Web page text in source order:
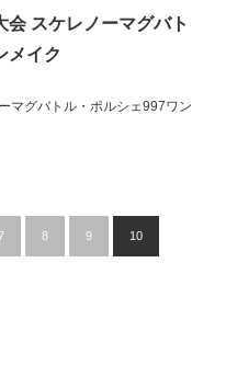
スケレノーマグバト
メイク
マグバトル・ポルシェ997ワン
8 9 10